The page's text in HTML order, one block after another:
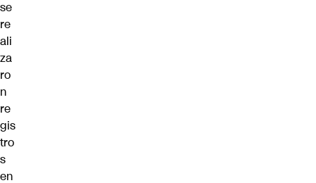
se
re
ali
za
ro
n
re
gis
tro
s
en